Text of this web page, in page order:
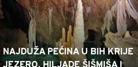
NAJDUŽA PEĆINA U BIH KRIJE